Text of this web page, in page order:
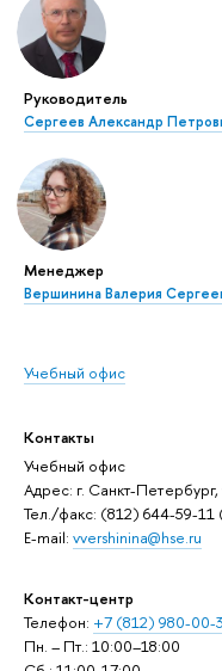
Руководитель
Сергеев Александр
Менеджер
Вершинина Валерия
Учебный офис
Контакты
Учебный офис
Адрес: г. Санкт-
Тел./факс: (812) 644-59-11
E-mail: vvershinina@hse.ru
Контакт-центр
Телефон: +7 (812) 980-00-
Пн. – Пт.: 10:00–18:00